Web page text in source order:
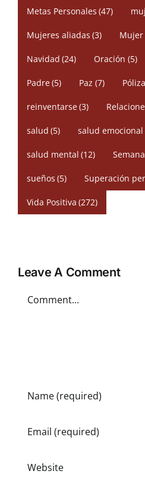
Metas Personales (47)
Mujeres aliadas (3) Mujer
Navidad (24) Oración (5)
Padre(5) Paz (7)
reinventarse(3)
salud (5) salud emocional
salud mental (12)
sueños (5) Superación
Vida Positiva (272)
Leave A Comment